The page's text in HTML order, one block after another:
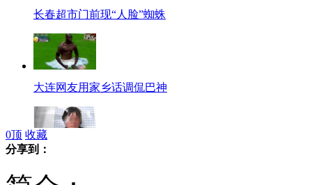
长春超市门前现“人脸”蜘蛛
大连网友用家乡话调侃巴神
0顶 收藏
分享到：